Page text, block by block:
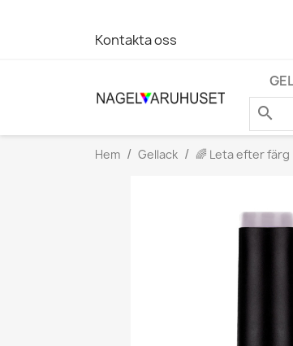
Kontakta oss
search
Hem Gellack 🌈 Leta efter färg